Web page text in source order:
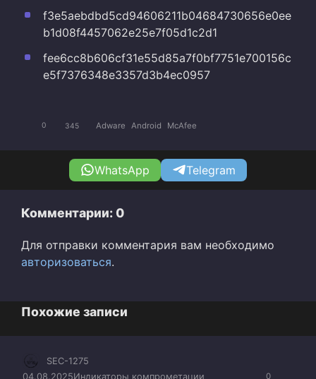
f3e5aebdbd5cd94606211b04684730656e0ee
b1d08f4457062e25e7f05d1c2d1
fee6cc8b606cf31e55d85a7f0bf7751e700156c
e5f7376348e3357d3b4ec0957
0 345 Adware Android McAfee
WhatsApp Telegram
Комментарии: 0
Для отправки комментария вам необходимо
авторизоваться.
Похожие записи
0
SEC-1275
04.08.2025Индикаторы компрометации